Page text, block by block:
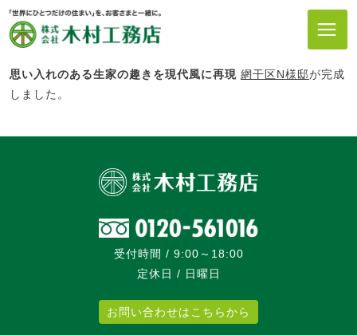
思い入れのある生家の趣きを現代風に再現 網干区N様邸が完成
しました。
受付時間 / 9:00～18:00
定休日 / 日曜日
お問い合わせはこちらから